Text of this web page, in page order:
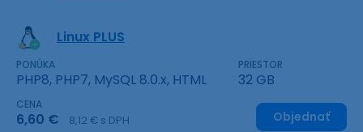
Linux PLUS
PONÚKA
PHP8, PHP7, MySQL 8.0.x, HTML
PRIESTOR
32 GB
CENA
6,60 € 8,12 € s DPH Objednať